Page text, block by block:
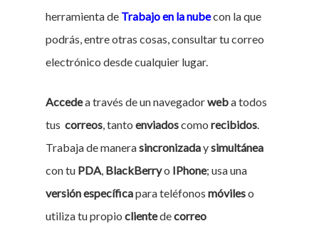
herramienta de Trabajo en la nubecon la que
podrás, entre otras cosas, consultar tu correo
electrónico desde cualquier lugar.
Accedea través de un navegadorweba todos
tus correos, tanto enviadoscomo recibidos.
Trabaja de manerasincronizadaysimultánea
con tu PDA, BlackBerryo IPhone; usa una
versión específicapara teléfonos móvileso
utiliza tu propio clientedecorreo